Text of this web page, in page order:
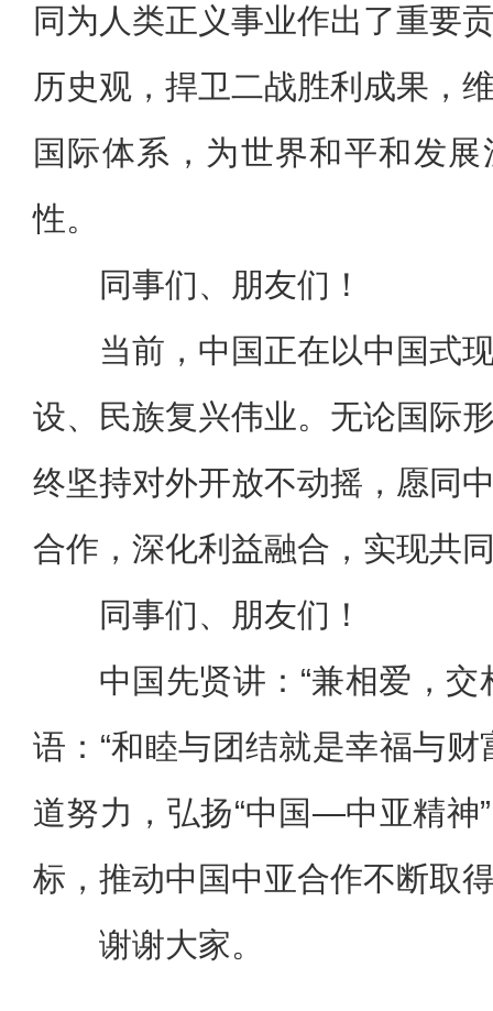
同为人类正义事业作出了重要
历史观，捍卫二战胜利成果，
国际体系，为世界和平和发
性。
同事们、朋友们！
当前，中国正在以中国式
设、民族复兴伟业。无论国际
终坚持对外开放不动摇，愿同
合作，深化利益融合，实现共
同事们、朋友们！
中国先贤讲：“兼相爱，
语：“和睦与团结就是幸福与财
道努力，弘扬“中国—中亚精神
标，推动中国中亚合作不断取
谢谢大家。